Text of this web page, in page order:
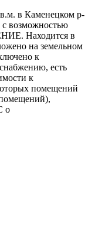
в Каменецком р-
с возможностью
Находится в
на земельном
к
есть
к
помещений
о